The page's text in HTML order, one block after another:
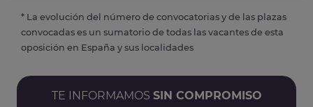
* La evolución del número de convocatorias y de las plazas
convocadas es un sumatorio de todas las vacantes de esta
oposición en España y sus localidades
TE INFORMAMOS SIN COMPROMISO